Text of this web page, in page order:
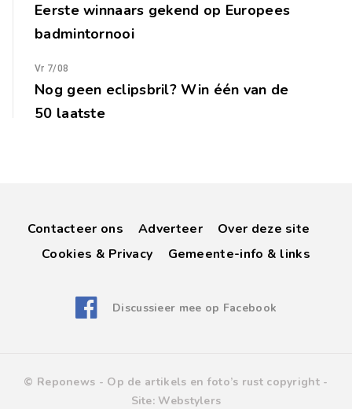
Eerste winnaars gekend op Europees
badmintornooi
Vr 7/08
Nog geen eclipsbril? Win één van de
50 laatste
Contacteer ons Adverteer
Over deze site
Cookies & Privacy
Gemeente-info & links
Discussieer mee op Facebook
© Reponews - Op de artikels en foto’s rust copyright -
Site: Webstylers